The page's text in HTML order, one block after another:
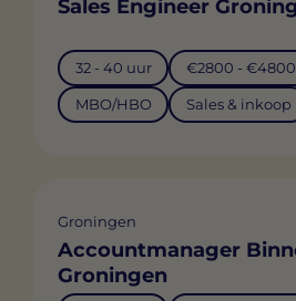
Sales Engineer
32 - 40 uur €2800 -
MBO/HBO Sales & inkoop
Groningen
Accountmanager
Groningen